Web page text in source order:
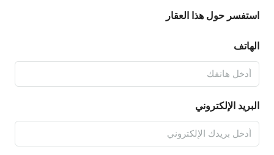
استفسر حول هذا العقار
الهاتف
البريد الإلكتروني